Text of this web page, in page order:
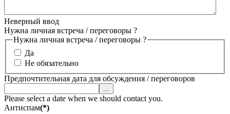
Неверный ввод
Нужна личная встреча / переговоры ?
Нужна личная встреча / переговоры ?
Да
Не обязательно
Предпочтительная дата для обсуждения / переговоров
...
Please select a date when we should contact you.
Антиспам(*)